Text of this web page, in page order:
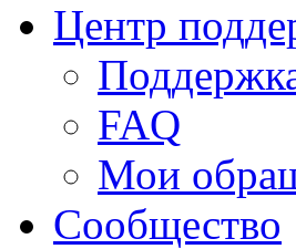
Центр
FAQ
Мои
Сообщество